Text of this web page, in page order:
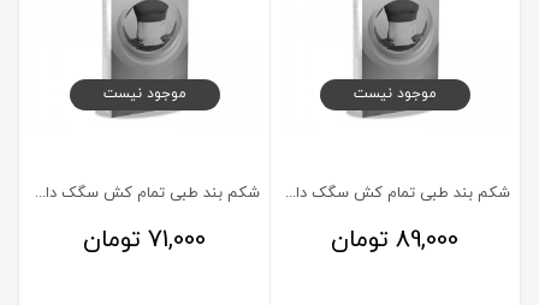
موجود نیست
شکم بند طبی تمام کش سگک دار پاک سمن سایز XLarge
89,000تومان
موجود نیست
شکم بند طبی تمام کش سگک دار پاک سمن سایز XXXLarge
71,000 تومان